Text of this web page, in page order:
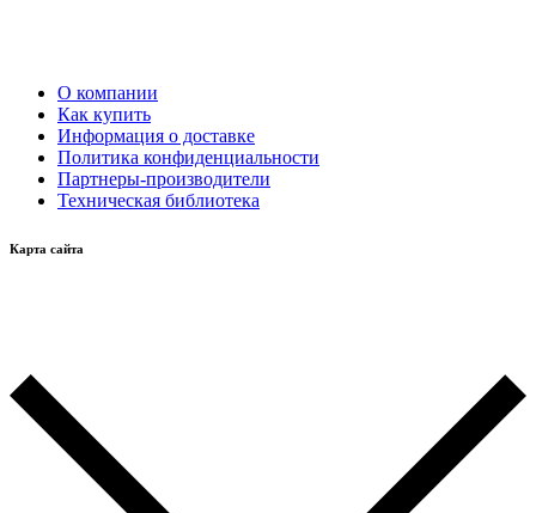
О компании
Как купить
Информация о доставке
Политика конфиденциальности
Партнеры-производители
Техническая библиотека
Карта сайта